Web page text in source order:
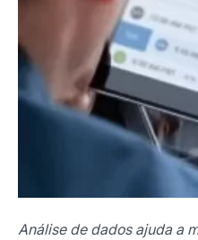
Análise de dados ajuda a